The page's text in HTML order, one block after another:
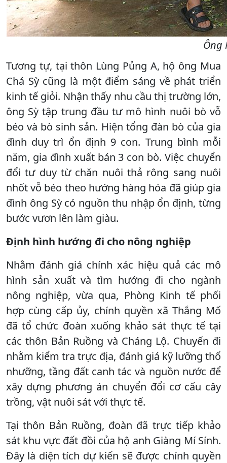
Ông
Tương tự, tại thôn Lùng Pủng A, hộ ông Mua
Chá Sỳ cũng là một điểm sáng về phát triển
kinh tế giỏi. Nhận thấy nhu cầu thị trường lớn,
ông Sỳ tập trung đầu tư mô hình nuôi bò vỗ
béo và bò sinh sản. Hiện tổng đàn bò của gia
đình duy trì ổn định 9 con. Trung bình mỗi
năm, gia đình xuất bán 3 con bò. Việc chuyển
đổi tư duy từ chăn nuôi thả rông sang nuôi
nhốt vỗ béo theo hướng hàng hóa đã giúp gia
đình ông Sỳ có nguồn thu nhập ổn định, từng
bước vươn lên làm giàu.
Định hình hướng đi cho nông nghiệp
Nhằm đánh giá chính xác hiệu quả các mô
hình sản xuất và tìm hướng đi cho ngành
nông nghiệp, vừa qua, Phòng Kinh tế phối
hợp cùng cấp ủy, chính quyền xã Thắng Mố
đã tổ chức đoàn xuống khảo sát thực tế tại
các thôn Bản Ruồng và Cháng Lộ. Chuyến đi
nhằm kiểm tra trực địa, đánh giá kỹ lưỡng thổ
nhưỡng, tầng đất canh tác và nguồn nước để
xây dựng phương án chuyển đổi cơ cấu cây
trồng, vật nuôi sát với thực tế.
Tại thôn Bản Ruồng, đoàn đã trực tiếp khảo
sát khu vực đất đồi của hộ anh Giàng Mí Sính.
Đây là diện tích dự kiến sẽ được chính quyền